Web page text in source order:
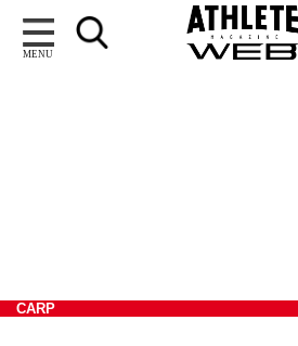
MENU
CARP